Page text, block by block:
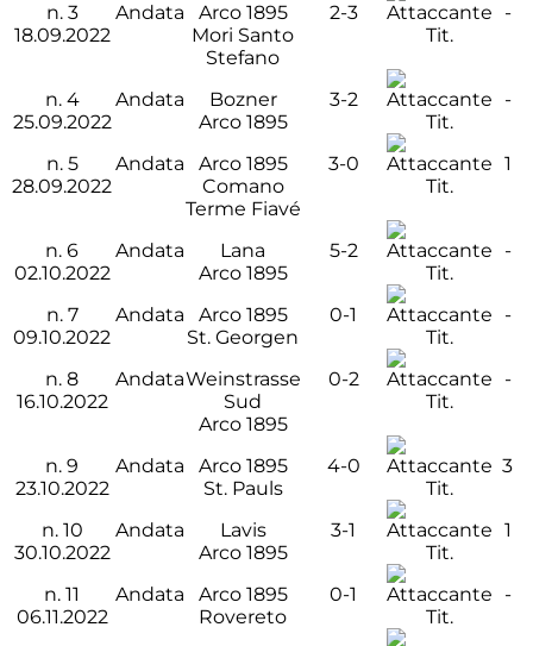
n. 3
18.09.2022
Andata
Arco 1895
Mori Santo
Stefano
2-3
Tit.
-
n. 4
25.09.2022
Andata
Bozner
Arco 1895
3-2
Tit.
-
n. 5
28.09.2022
Andata
Arco 1895
Comano
Terme Fiavé
3-0
Tit.
1
n.6
02.10.2022
Andata
Lana
Arco 1895
5-2
Tit.
-
n. 7
09.10.2022
Andata
Arco 1895
St. Georgen
0-1
Tit.
-
n.8
16.10.2022
AndataWeinstrasse
Sud
Arco 1895
0-2
Tit.
-
n.9
23.10.2022
Andata
Arco 1895
St. Pauls
4-0
Tit.
3
n. 10
30.10.2022
Andata
Lavis
Arco 1895
3-1
Tit.
1
n.11
06.11.2022
Andata
Arco 1895
Rovereto
0-1
Tit.
-